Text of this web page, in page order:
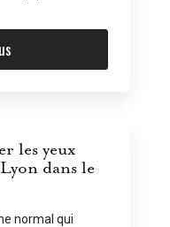
les yeux
dans le
normal qui